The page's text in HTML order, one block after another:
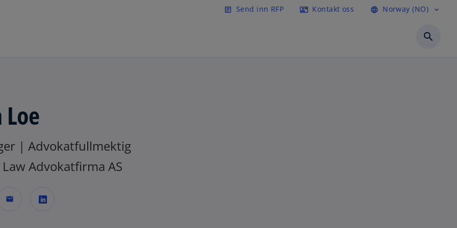
article Send inn RFP contact_mail Kontakt oss language Norway (NO) expand_more
search
Loe
| Advokatfullmektig
Law Advokatfirma AS
mail